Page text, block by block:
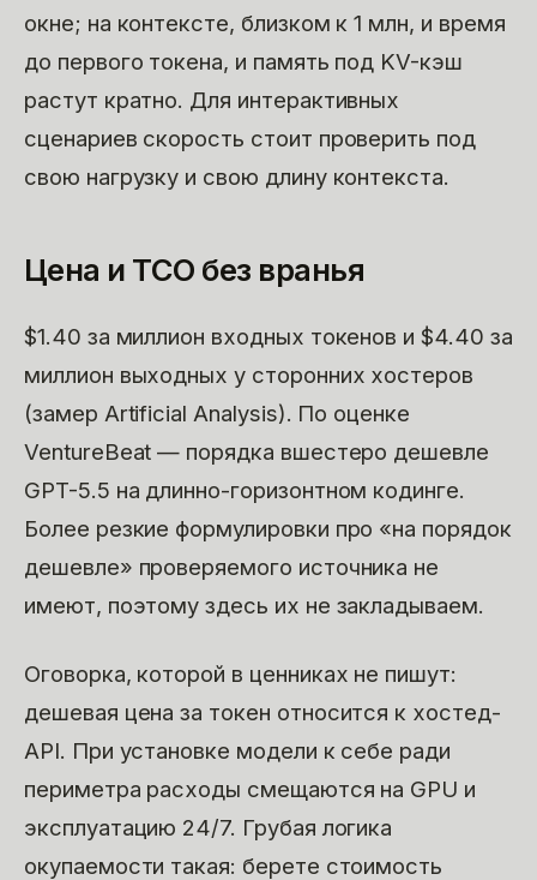
окне; на контексте, близком к 1 млн, и время
до первого токена, и память под KV-кэш
растут кратно. Для интерактивных
сценариев скорость стоит проверить под
свою нагрузку и свою длину контекста.
Цена и TCO без вранья
$1.40 за миллион входных токенов и $4.40 за
миллион выходных у сторонних хостеров
(замер Artificial Analysis). По оценке
VentureBeat — порядка вшестеро дешевле
GPT-5.5 на длинно-горизонтном кодинге.
Более резкие формулировки про «на порядок
дешевле» проверяемого источника не
имеют, поэтому здесь их не закладываем.
Оговорка, которой в ценниках не пишут:
дешевая цена за токен относится к хостед-
API. При установке модели к себе ради
периметра расходы смещаются на GPU и
эксплуатацию 24/7. Грубая логика
окупаемости такая: берете стоимость